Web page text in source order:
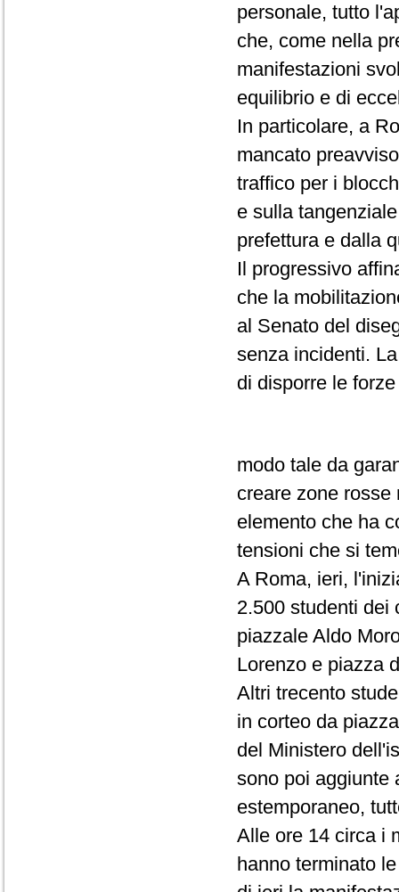
personale, tutto
che, come nella
manifestazioni
equilibrio e di
In particolare, a
mancato
traffico per i
e sulla
prefettura e dalla
Il progressivo
che la
al Senato del
senza incidenti.
di disporre le
modo tale da
creare zone
elemento che ha
tensioni che si
A Roma, ieri,
2.500 studenti dei
piazzale Aldo
Lorenzo e piazza
Altri trecento
in corteo da
del Ministero
sono poi aggiunte
estemporaneo,
Alle ore 14 circa i
hanno terminato